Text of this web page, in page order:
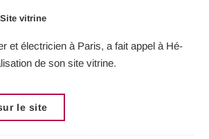
Site vitrine
et électricien à Paris, a fait appel à Hé-
de son site vitrine.
le site